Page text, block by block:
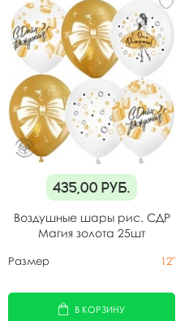
435,00 руб.
Воздушные шары рис. СДР
Магия золота 25шт
Размер 12"
В КОРЗИНУ